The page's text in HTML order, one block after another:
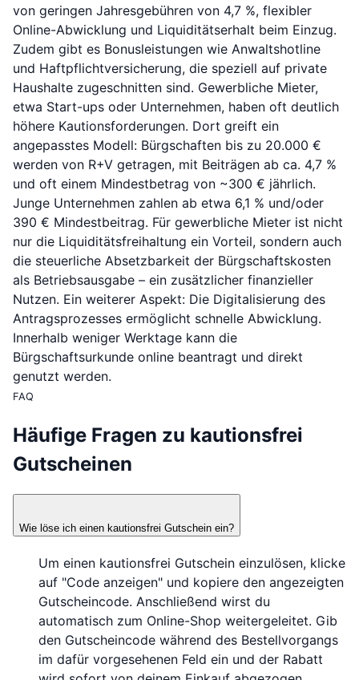
von geringen Jahresgebühren von 4,7 %, flexibler
Online-Abwicklung und Liquiditätserhalt beim Einzug.
Zudem gibt es Bonusleistungen wie Anwaltshotline
und Haftpflichtversicherung, die speziell auf private
Haushalte zugeschnitten sind. Gewerbliche Mieter,
etwa Start-ups oder Unternehmen, haben oft deutlich
höhere Kautionsforderungen. Dort greift ein
angepasstes Modell: Bürgschaften bis zu 20.000 €
werden von R+V getragen, mit Beiträgen ab ca. 4,7 %
und oft einem Mindestbetrag von ~300 € jährlich.
Junge Unternehmen zahlen ab etwa 6,1 % und/oder
390 € Mindestbeitrag. Für gewerbliche Mieter ist nicht
nur die Liquiditätsfreihaltung ein Vorteil, sondern auch
die steuerliche Absetzbarkeit der Bürgschaftskosten
als Betriebsausgabe – ein zusätzlicher finanzieller
Nutzen. Ein weiterer Aspekt: Die Digitalisierung des
Antragsprozesses ermöglicht schnelle Abwicklung.
Innerhalb weniger Werktage kann die
Bürgschaftsurkunde online beantragt und direkt
genutzt werden.
FAQ
Häufige Fragen zu kautionsfrei
Gutscheinen
Wie löse ich einen kautionsfrei Gutschein ein?
Um einen kautionsfrei Gutschein einzulösen, klicke
auf "Code anzeigen" und kopiere den angezeigten
Gutscheincode. Anschließend wirst du
automatisch zum Online-Shop weitergeleitet. Gib
den Gutscheincode während des Bestellvorgangs
im dafür vorgesehenen Feld ein und der Rabatt